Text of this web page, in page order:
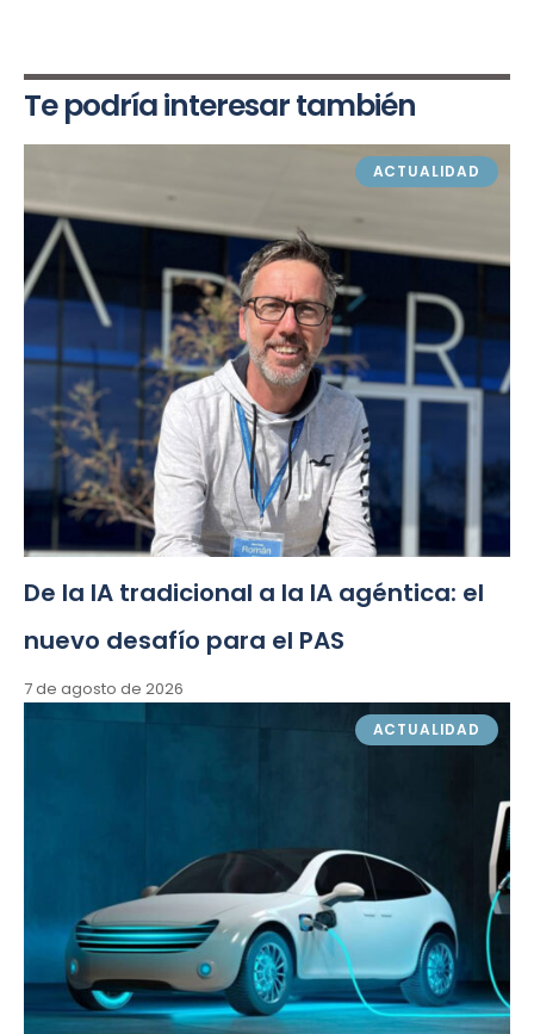
Te podría interesar también
ACTUALIDAD
De la IA tradicional a la IA agéntica: el
nuevo desafío para el PAS
7 de agosto de 2026
ACTUALIDAD